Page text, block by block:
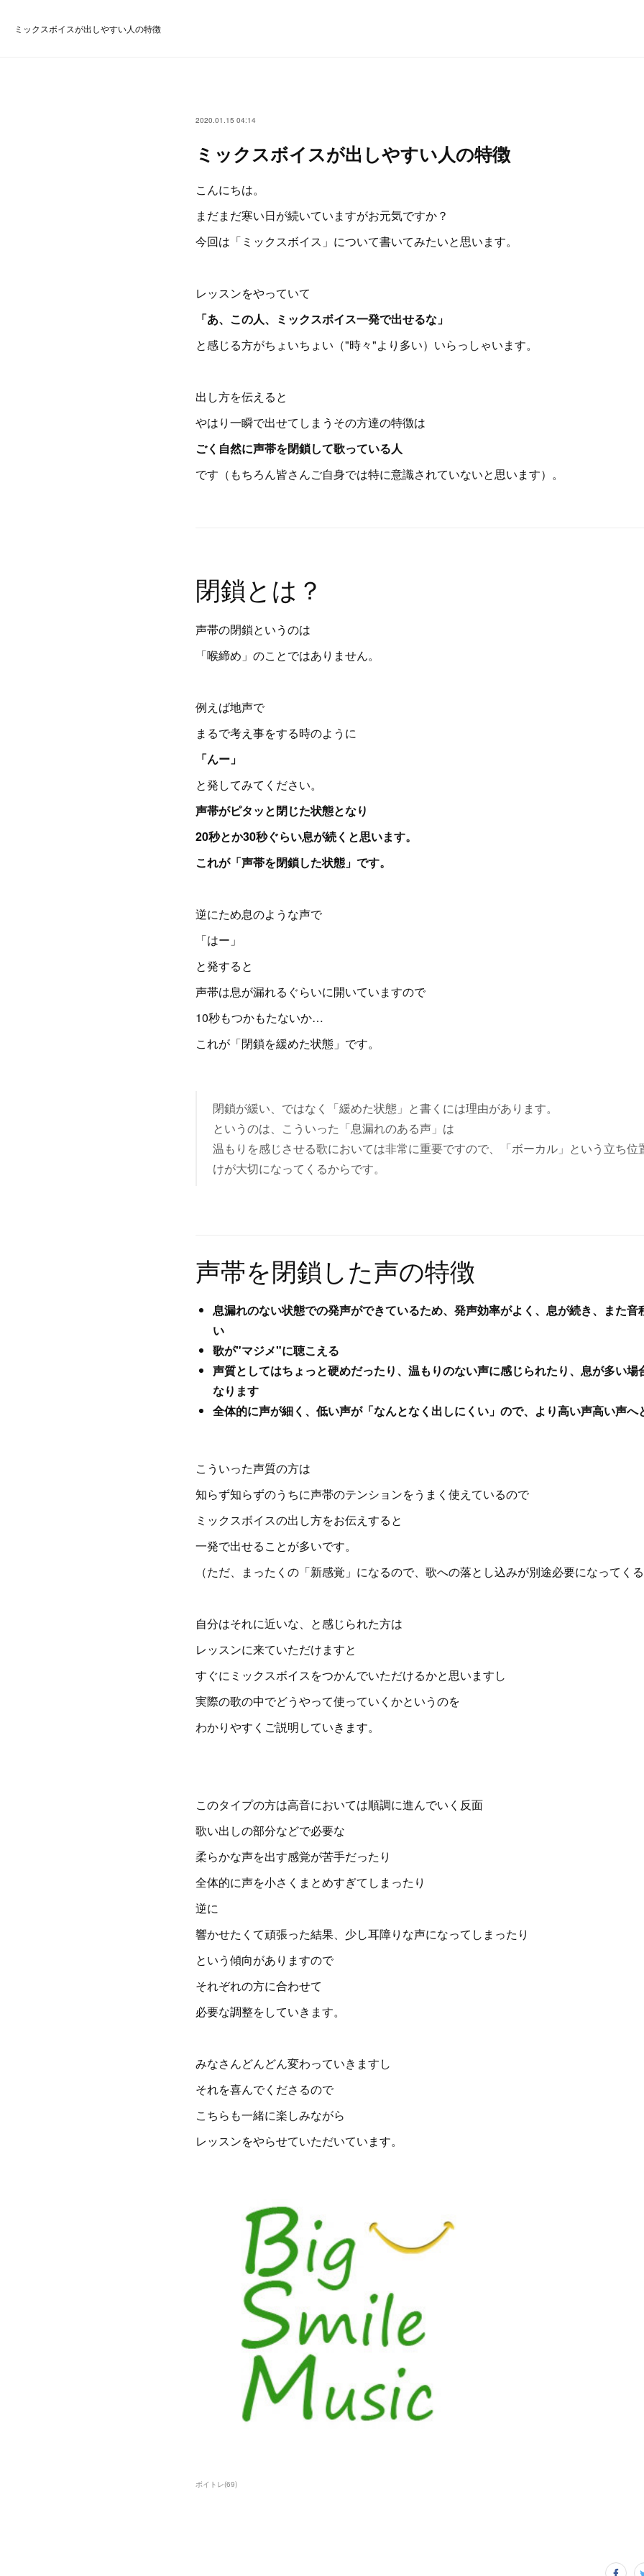
ミックスボイスが出しやすい人の特徴
2020.01.15 04:14
ミックスボイスが出しやすい人の特徴
こんにちは。
まだまだ寒い日が続いていますがお元気ですか？
今回は「ミックスボイス」について書いてみたいと思います。
レッスンをやっていて
「あ、この人、ミックスボイス一発で出せるな」
と感じる方がちょいちょい（"時々"より多い）いらっしゃいます。
出し方を伝えると
やはり一瞬で出せてしまうその方達の特徴は
ごく自然に声帯を閉鎖して歌っている人
です（もちろん皆さんご自身では特に意識されていないと思います）。
閉鎖とは？
声帯の閉鎖というのは
「喉締め」のことではありません。
例えば地声で
まるで考え事をする時のように
「んー」
と発してみてください。
声帯がピタッと閉じた状態となり
20秒とか30秒ぐらい息が続くと思います。
これが「声帯を閉鎖した状態」です。
逆にため息のような声で
「はー」
と発すると
声帯は息が漏れるぐらいに開いていますので
10秒もつかもたないか…
これが「閉鎖を緩めた状態」です。
閉鎖が緩い、ではなく「緩めた状態」と書くには理由があります。
というのは、こういった「息漏れのある声」は
温もりを感じさせる歌においては非常に重要ですので、「ボーカル」という立ち位
けが大切になってくるからです。
声帯を閉鎖した声の特徴
息漏れのない状態での発声ができているため、発声効率がよく、息が続き、また音
い
歌が"マジメ"に聴こえる
声質としてはちょっと硬めだったり、温もりのない声に感じられたり、息が多い場
なります
全体的に声が細く、低い声が「なんとなく出しにくい」ので、より高い声高い声へ
こういった声質の方は
知らず知らずのうちに声帯のテンションをうまく使えているので
ミックスボイスの出し方をお伝えすると
一発で出せることが多いです。
（ただ、まったくの「新感覚」になるので、歌への落とし込みが別途必要になってくる
自分はそれに近いな、と感じられた方は
レッスンに来ていただけますと
すぐにミックスボイスをつかんでいただけるかと思いますし
実際の歌の中でどうやって使っていくかというのを
わかりやすくご説明していきます。
このタイプの方は高音においては順調に進んでいく反面
歌い出しの部分などで必要な
柔らかな声を出す感覚が苦手だったり
全体的に声を小さくまとめすぎてしまったり
逆に
響かせたくて頑張った結果、少し耳障りな声になってしまったり
という傾向がありますので
それぞれの方に合わせて
必要な調整をしていきます。
みなさんどんどん変わっていきますし
それを喜んでくださるので
こちらも一緒に楽しみながら
レッスンをやらせていただいています。
ボイトレ(69)